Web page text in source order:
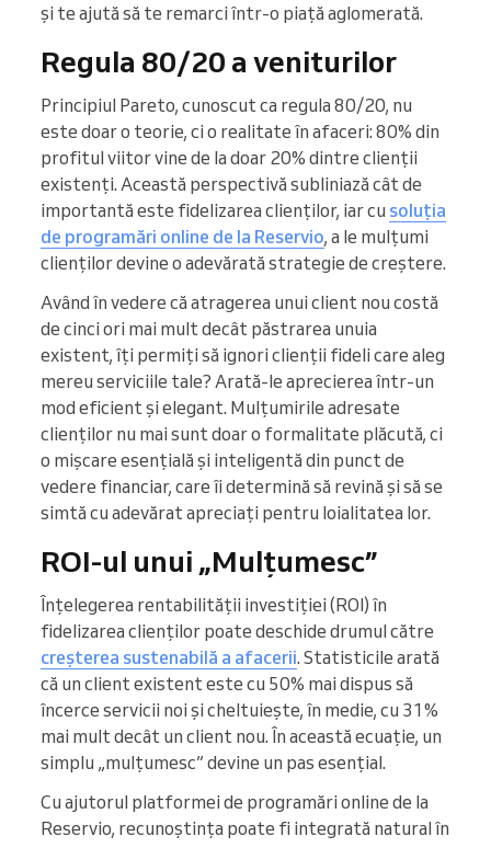
și te ajută să te remarci într-o piață aglomerată.
Regula 80/20 a veniturilor
Principiul Pareto, cunoscut ca regula 80/20, nu
este doar o teorie, ci o realitate în afaceri: 80% din
profitul viitor vine de la doar 20% dintre clienții
existenți. Această perspectivă subliniază cât de
importantă este fidelizarea clienților, iar cu soluția
de programări online de la Reservio, a le mulțumi
clienților devine o adevărată strategie de creștere.
Având în vedere că atragerea unui client nou costă
de cinci ori mai mult decât păstrarea unuia
existent, îți permiți să ignori clienții fideli care aleg
mereu serviciile tale? Arată-le aprecierea într-un
mod eficient și elegant. Mulțumirile adresate
clienților nu mai sunt doar o formalitate plăcută, ci
o mișcare esențială și inteligentă din punct de
vedere financiar, care îi determină să revină și să se
simtă cu adevărat apreciați pentru loialitatea lor.
ROI-ul unui „Mulțumesc”
Înțelegerea rentabilității investiției (ROI) în
fidelizarea clienților poate deschide drumul către
creșterea sustenabilă a afacerii. Statisticile arată
că un client existent este cu 50% mai dispus să
încerce servicii noi și cheltuiește, în medie, cu 31%
mai mult decât un client nou. În această ecuație, un
simplu „mulțumesc” devine un pas esențial.
Cu ajutorul platformei de programări online de la
Reservio, recunoștința poate fi integrată natural în